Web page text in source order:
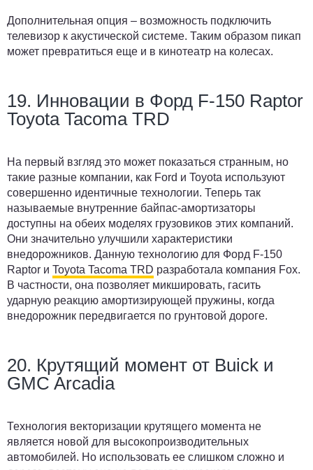
Дополнительная опция – возможность подключить
телевизор к акустической системе. Таким образом пикап
может превратиться еще и в кинотеатр на колесах.
19. Инновации в Форд F-150 Raptor
Toyota Tacoma TRD
На первый взгляд это может показаться странным, но
такие разные компании, как Ford и Toyota используют
совершенно идентичные технологии. Теперь так
называемые внутренние байпас-амортизаторы
доступны на обеих моделях грузовиков этих компаний.
Они значительно улучшили характеристики
внедорожников. Данную технологию для Форд F-150
Raptor и Toyota Tacoma TRD разработала компания Fox.
В частности, она позволяет микшировать, гасить
ударную реакцию амортизирующей пружины, когда
внедорожник передвигается по грунтовой дороге.
20. Крутящий момент от Buick и
GMC Arcadia
Технология векторизации крутящего момента не
является новой для высокопроизводительных
автомобилей. Но использовать ее слишком сложно и